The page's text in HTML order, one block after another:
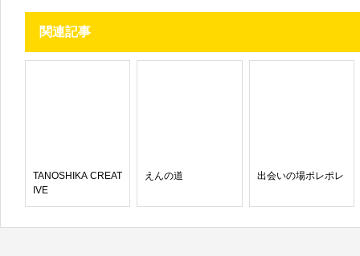
関連記事
TANOSHIKA CREAT
IVE
えんの道 出会いの場ポレポレ